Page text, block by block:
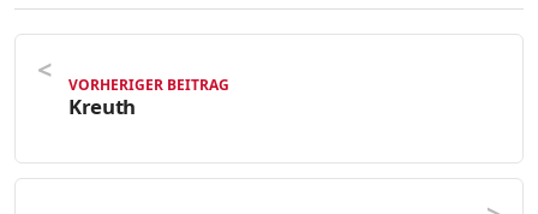
VORHERIGER BEITRAG
Kreuth